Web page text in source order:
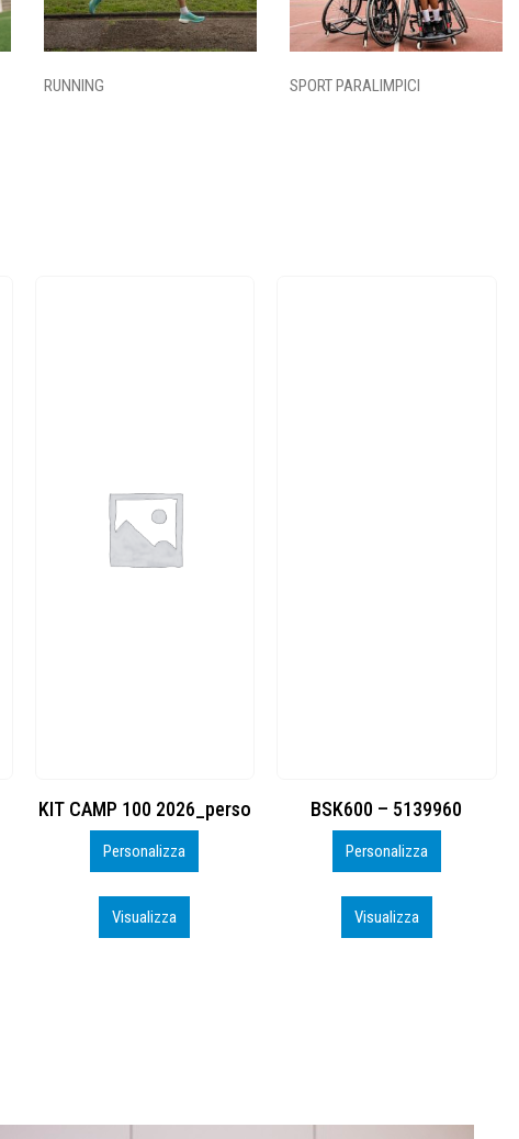
RUNNING SPORT PARALIMPICI
BSK600 – 5139960
Personalizza
Visualizza
DTF
Personalizza
Visualizza